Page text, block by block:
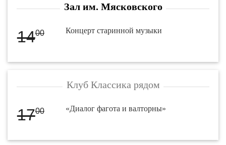
Зал им. Мясковского
1400 Концерт старинной музыки
Клуб Классика рядом
1700 «Диалог фагота и валторны»